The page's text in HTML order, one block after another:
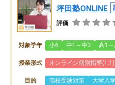
坪田塾ONLINE
評価
対象学年 小6 中1～中3 高1～
授業形式 オンライン個別指導(1:1)
目的 高校受験対策
大学入